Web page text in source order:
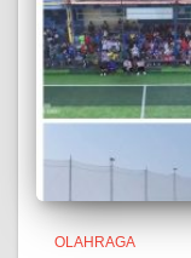
OLAHRAGA